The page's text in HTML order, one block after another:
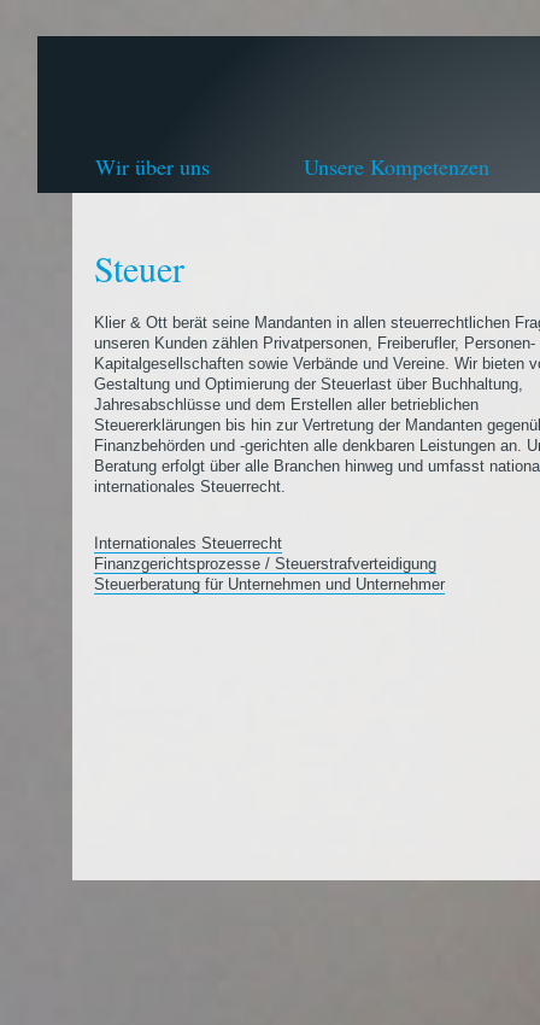
Wir über uns Unsere Kompetenzen
Steuer
Klier & Ott berät seine Mandanten in allen steuerrechtlichen
unseren Kunden zählen Privatpersonen, Freiberufler, Personen-
Kapitalgesellschaften sowie Verbände und Vereine. Wir bieten
Gestaltung und Optimierung der Steuerlast über Buchhaltung,
Jahresabschlüsse und dem Erstellen aller betrieblichen
Steuererklärungen bis hin zur Vertretung der Mandanten
Finanzbehörden und -gerichten alle denkbaren Leistungen an.
Beratung erfolgt über alle Branchen hinweg und umfasst
internationales Steuerrecht.
Internationales Steuerrecht
Finanzgerichtsprozesse / Steuerstrafverteidigung
Steuerberatung für Unternehmen und Unternehmer